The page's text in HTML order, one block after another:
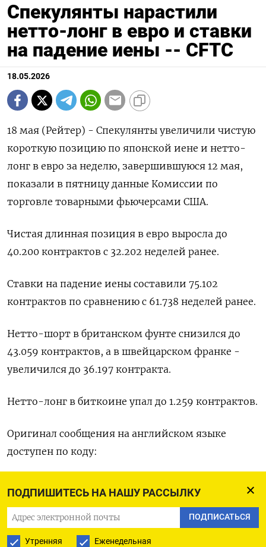
ПОДПИШИТЕСЬ НА НАШУ РАССЫЛКУ
ПОДПИСАТЬСЯ
Утренняя Еженедельная
Спекулянты нарастили
нетто-лонг в евро и ставки
на падение иены -- CFTC
18.05.2026
18 мая (Рейтер) - Спекулянты увеличили чистую
короткую позицию по японской ‌иене и нетто-
лонг в евро за ​неделю, завершившуюся ​12 мая, ​
показали в ⁠пятницу ‌данные Комиссии по
торговле ‌товарными фьючерсами США.
Чистая длинная ​позиция в ‌евро выросла до ​
40.200 контрактов с 32.202 неделей ‌ранее.
Ставки на падение иены составили 75.102 ​
контрактов ​по сравнению ‌с 61.738 неделей ранее.
Нетто-шорт ​в британском фунте снизился до
43.059 контрактов, а в швейцарском франке -
увеличился до 36.197 ​контракта.
Нетто-лонг ⁠в биткоине упал до 1.259 ‌контрактов.
Оригинал сообщения на ‌английском языке
доступен ​по коду:
ПОДПИСАТЬСЯ НА ТЕЛЕГРАМ